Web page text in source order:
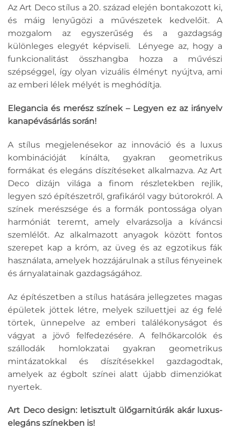
Az Art Deco stílus a 20. század elején bontakozott ki,
és máig lenyűgözi a művészetek kedvelőit. A
mozgalom az egyszerűség és a gazdagság
különleges elegyét képviseli. Lényege az, hogy a
funkcionalitást összhangba hozza a művészi
szépséggel, így olyan vizuális élményt nyújtva, ami
az emberi lélek mélyét is meghódítja.
Elegancia és merész színek – Legyen ez az irányelv
kanapévásárlás során!
A stílus megjelenésekor az innováció és a luxus
kombinációját kínálta, gyakran geometrikus
formákat és elegáns díszítéseket alkalmazva. Az Art
Deco dizájn világa a finom részletekben rejlik,
legyen szó építészetről, grafikáról vagy bútorokról. A
színek merészsége és a formák pontossága olyan
harmóniát teremt, amely elvarázsolja a kíváncsi
szemlélőt. Az alkalmazott anyagok között fontos
szerepet kap a króm, az üveg és az egzotikus fák
használata, amelyek hozzájárulnak a stílus fényeinek
és árnyalatainak gazdagságához.
Az építészetben a stílus hatására jellegzetes magas
épületek jöttek létre, melyek sziluettjei az ég felé
törtek, ünnepelve az emberi találékonyságot és
vágyat a jövő felfedezésére. A felhőkarcolók és
szállodák homlokzatai gyakran geometrikus
mintázatokkal és díszítésekkel gazdagodtak,
amelyek az égbolt színei alatt újabb dimenziókat
nyertek.
Art Deco design: letisztult ülőgarnitúrák akár luxus-
elegáns színekben is!